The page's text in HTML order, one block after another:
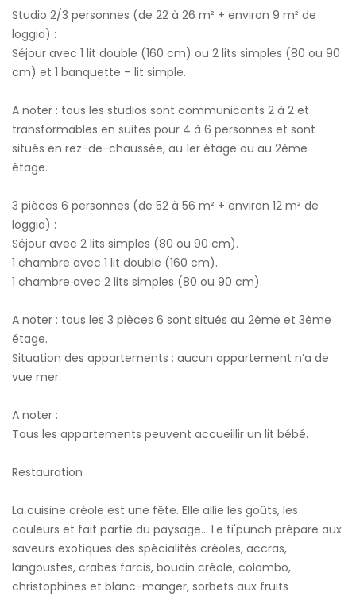
Studio 2/3 personnes (de 22 à 26 m² + environ 9 m² de
loggia) :
Séjour avec 1 lit double (160 cm) ou 2 lits simples (80 ou 90
cm) et 1 banquette – lit simple.
A noter : tous les studios sont communicants 2 à 2 et
transformables en suites pour 4 à 6 personnes et sont
situés en rez-de-chaussée, au 1er étage ou au 2ème
étage.
3 pièces 6 personnes (de 52 à 56 m² + environ 12 m² de
loggia) :
Séjour avec 2 lits simples (80 ou 90 cm).
1 chambre avec 1 lit double (160 cm).
1 chambre avec 2 lits simples (80 ou 90 cm).
A noter : tous les 3 pièces 6 sont situés au 2ème et 3ème
étage.
Situation des appartements : aucun appartement n’a de
vue mer.
A noter :
Tous les appartements peuvent accueillir un lit bébé.
Restauration
La cuisine créole est une fête. Elle allie les goûts, les
couleurs et fait partie du paysage... Le ti'punch prépare aux
saveurs exotiques des spécialités créoles, accras,
langoustes, crabes farcis, boudin créole, colombo,
christophines et blanc-manger, sorbets aux fruits